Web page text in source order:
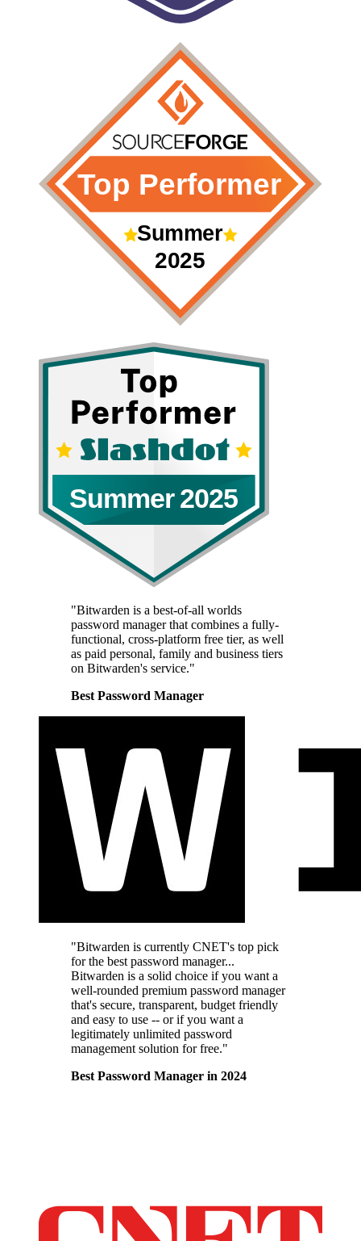
Top Performer
Summer
2025
Summer 2025
"Bitwarden is a best-of-all worlds
password manager that combines a fully-
functional, cross-platform free tier, as well
as paid personal, family and business tiers
on Bitwarden's service."
Best Password Manager
"Bitwarden is currently CNET's top pick
for the best password manager...
Bitwarden is a solid choice if you want a
well-rounded premium password manager
that's secure, transparent, budget friendly
and easy to use -- or if you want a
legitimately unlimited password
management solution for free."
Best Password Manager in 2024